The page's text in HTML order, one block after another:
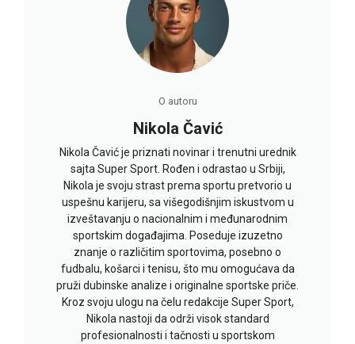
O autoru
Nikola Čavić
Nikola Čavić je priznati novinar i trenutni urednik
sajta Super Sport. Rođen i odrastao u Srbiji,
Nikola je svoju strast prema sportu pretvorio u
uspešnu karijeru, sa višegodišnjim iskustvom u
izveštavanju o nacionalnim i međunarodnim
sportskim događajima. Poseduje izuzetno
znanje o različitim sportovima, posebno o
fudbalu, košarci i tenisu, što mu omogućava da
pruži dubinske analize i originalne sportske priče.
Kroz svoju ulogu na čelu redakcije Super Sport,
Nikola nastoji da održi visok standard
profesionalnosti i tačnosti u sportskom